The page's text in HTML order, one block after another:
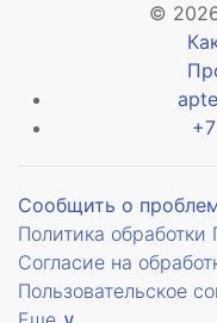
©
Сообщить о
Политика обработки
Согласие на
Пользовательское